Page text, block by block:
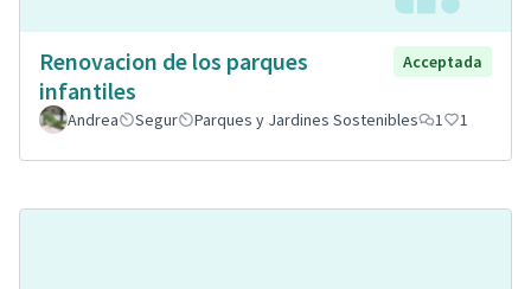
Renovacion de los parques
infantiles
Acceptada
Andrea Segur Parques y Jardines Sostenibles 1 1